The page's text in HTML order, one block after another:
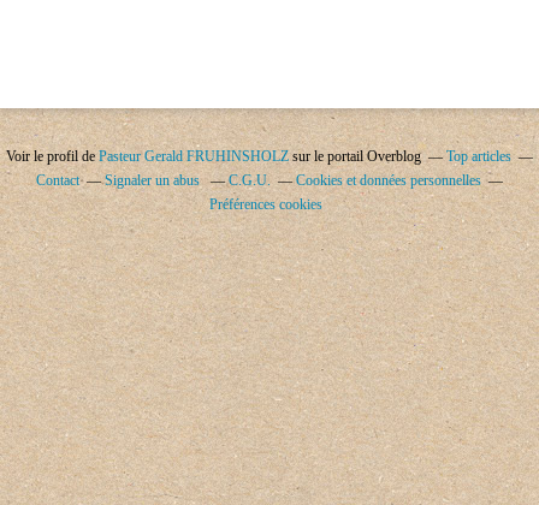
Voir le profil de Pasteur Gerald FRUHINSHOLZ sur le portail Overblog
Top articles
Contact
Signaler un abus C.G.U.
Cookies et données personnelles
Préférences cookies